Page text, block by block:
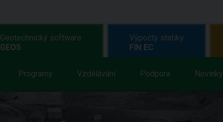
Geotechnický software
GEO5
Programy Vzdělávání Podpora Novinky
Výpočty statiky
FIN EC